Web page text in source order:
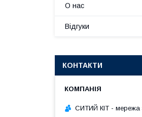
О нас
Відгуки
КОНТАКТИ
СИТИЙ КІТ - мережа